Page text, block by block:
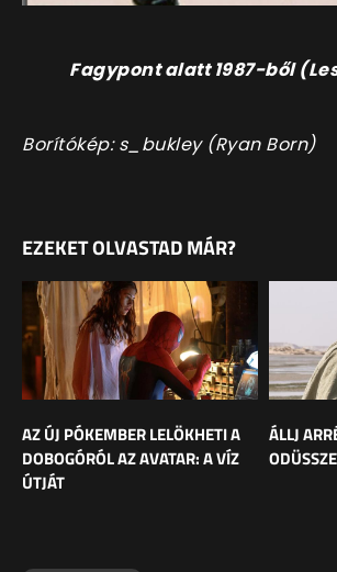
Fagypont alatt 1987-ből
Borítókép: s_bukley (Ryan Born)
EZEKET OLVASTAD MÁR?
AZ ÚJ PÓKEMBER LELÖKHETI A
DOBOGÓRÓL AZ AVATAR: A VÍZ
ÚTJÁT
ÁLLJ